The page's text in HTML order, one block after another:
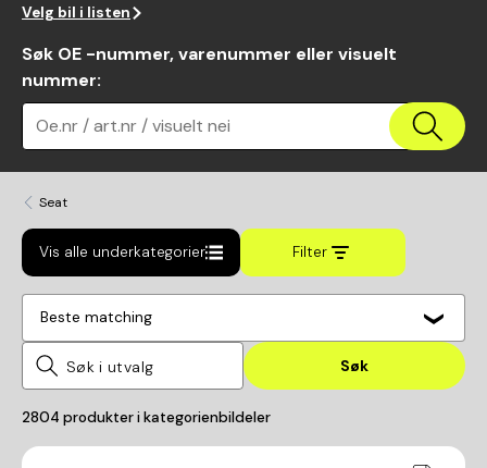
Velg bil i listen
Søk OE -nummer, varenummer eller visuelt
nummer:
Oe.nr / art.nr / visuelt nei
Seat
Vis alle underkategorier Filter
Beste matching
Søk
2804 produkter i kategorienbildeler